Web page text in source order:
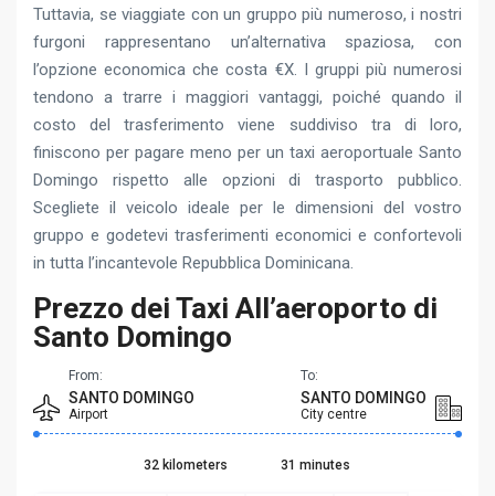
Tuttavia, se viaggiate con un gruppo più numeroso, i nostri
furgoni rappresentano un’alternativa spaziosa, con
l’opzione economica che costa €X. I gruppi più numerosi
tendono a trarre i maggiori vantaggi, poiché quando il
costo del trasferimento viene suddiviso tra di loro,
finiscono per pagare meno per un taxi aeroportuale Santo
Domingo rispetto alle opzioni di trasporto pubblico.
Scegliete il veicolo ideale per le dimensioni del vostro
gruppo e godetevi trasferimenti economici e confortevoli
in tutta l’incantevole Repubblica Dominicana.
Prezzo dei Taxi All’aeroporto di
Santo Domingo
From:
SANTO DOMINGO
Airport
To:
SANTO DOMINGO
City centre
32 kilometers 31 minutes